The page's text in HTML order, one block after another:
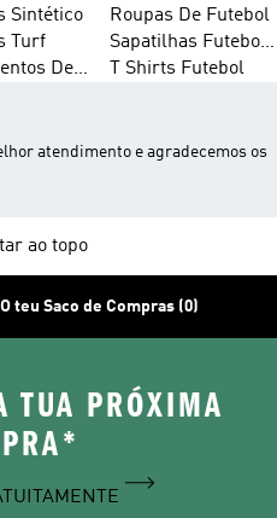
Sintético
Turf
De
Roupas De Futebol
Sapatilhas Futebol
Salão
T Shirts Futebol
atendimento e agradecemos os
ao topo
O teu Saco de Compras (0)
TUA PRÓXIMA